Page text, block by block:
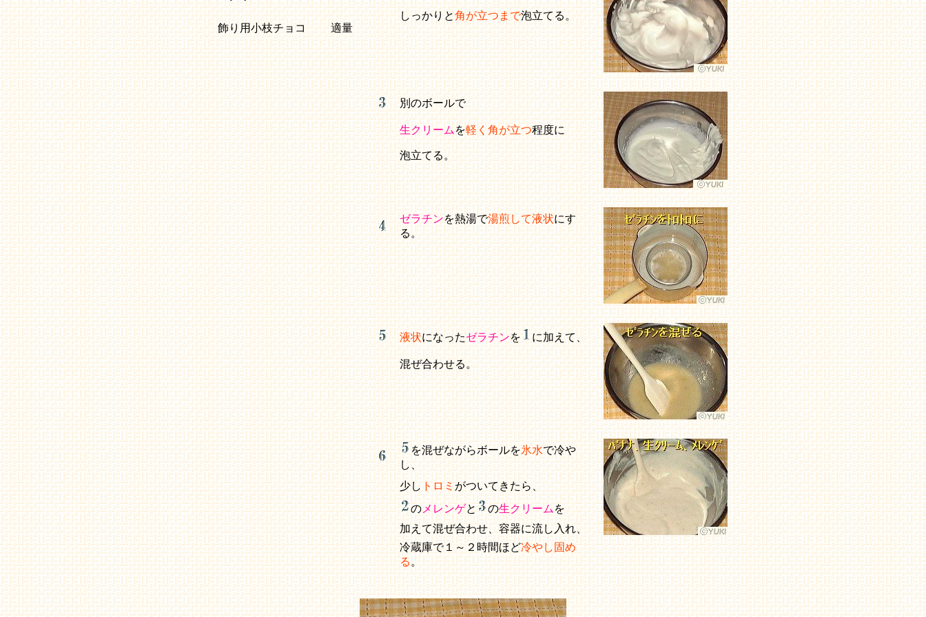
飾り用小枝チョコ 適量
しっかりと角が立つまで泡立てる。
別のボールで
生クリームを軽く角が立つ程度に
泡立てる。
ゼラチンを熱湯で湯煎して液状にす
る。
液状になったゼラチンを に加えて、
混ぜ合わせる。
を混ぜながらボールを氷水で冷や
し、
少しトロミがついてきたら、
のメレンゲと の生クリームを
加えて混ぜ合わせ、容器に流し入れ、
冷蔵庫で１～２時間ほど冷やし固め
る 。